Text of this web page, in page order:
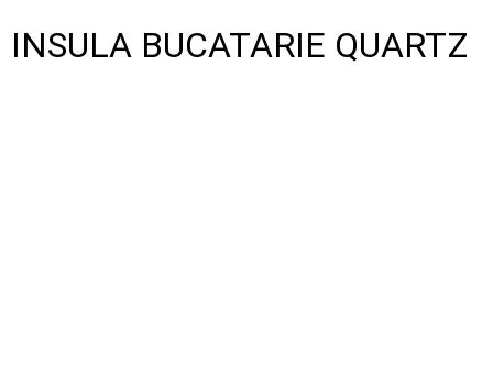
INSULA BUCATARIE QUARTZ